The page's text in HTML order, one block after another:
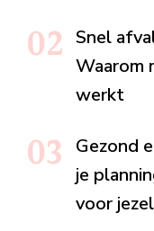
Snel
Waarom
werkt
Gezond
je
voor